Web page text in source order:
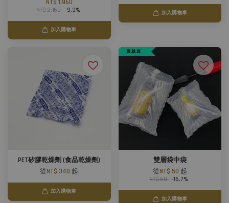
NT$ 1,960
NT$ 2,160 -9.3%
加入購物車
加入購物車
PET矽膠乾燥劑 (食品乾燥劑)
從NT$ 340 起
加入購物車
買 就 送
雙層袋中袋
從NT$ 50 起
NT$ 60 -16.7%
加入購物車